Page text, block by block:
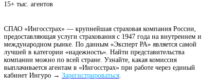
15+ тыс. агентов
СПАО «Ингосстрах» — крупнейшая страховая компания России,
предоставляющая услуги страхования с 1947 года на внутреннем и
международном рынке. По данным «Эксперт РА» является самой
лучшей в категории «надежность». Найти представительства
компании можно по всей стране. Узнайте, какая комиссия
выплачивается агентам в «Ингосстрах» при работе через единый
кабинет Ингуро → Зарегистрироваться.